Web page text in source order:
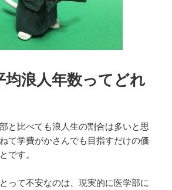
均浪人年数ってどれ
と比べても浪人生の割合は多いと思
て学費がかさんでも目指すだけの価
です。
って不安なのは、現実的に医学部に